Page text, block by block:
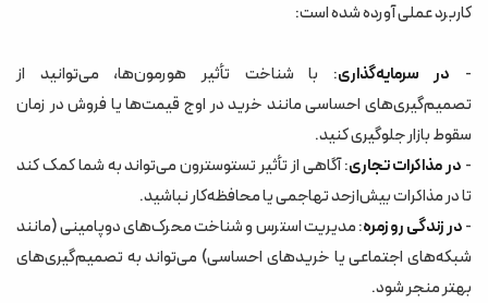
کاربرد عملی آورده شده است:
- در سرمایه‌گذاری: با شناخت تأثیر هورمون‌ها، می‌توانید از
تصمیم‌گیری‌های احساسی مانند خرید در اوج قیمت‌ها یا فروش در زمان
سقوط بازار جلوگیری کنید.
- در مذاکرات تجاری: آگاهی از تأثیر تستوسترون می‌تواند به شما کمک کند
تا در مذاکرات بیش‌ازحد تهاجمی یا محافظه‌کار نباشید.
-در زندگی روزمره: مدیریت استرس و شناخت محرک‌های دوپامینی (مانند
شبکه‌های اجتماعی یا خریدهای احساسی) می‌تواند به تصمیم‌گیری‌های
بهتر منجر شود.